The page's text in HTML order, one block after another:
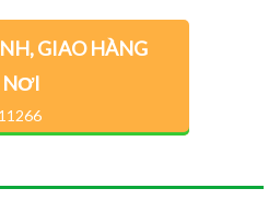
GIAO HÀNG